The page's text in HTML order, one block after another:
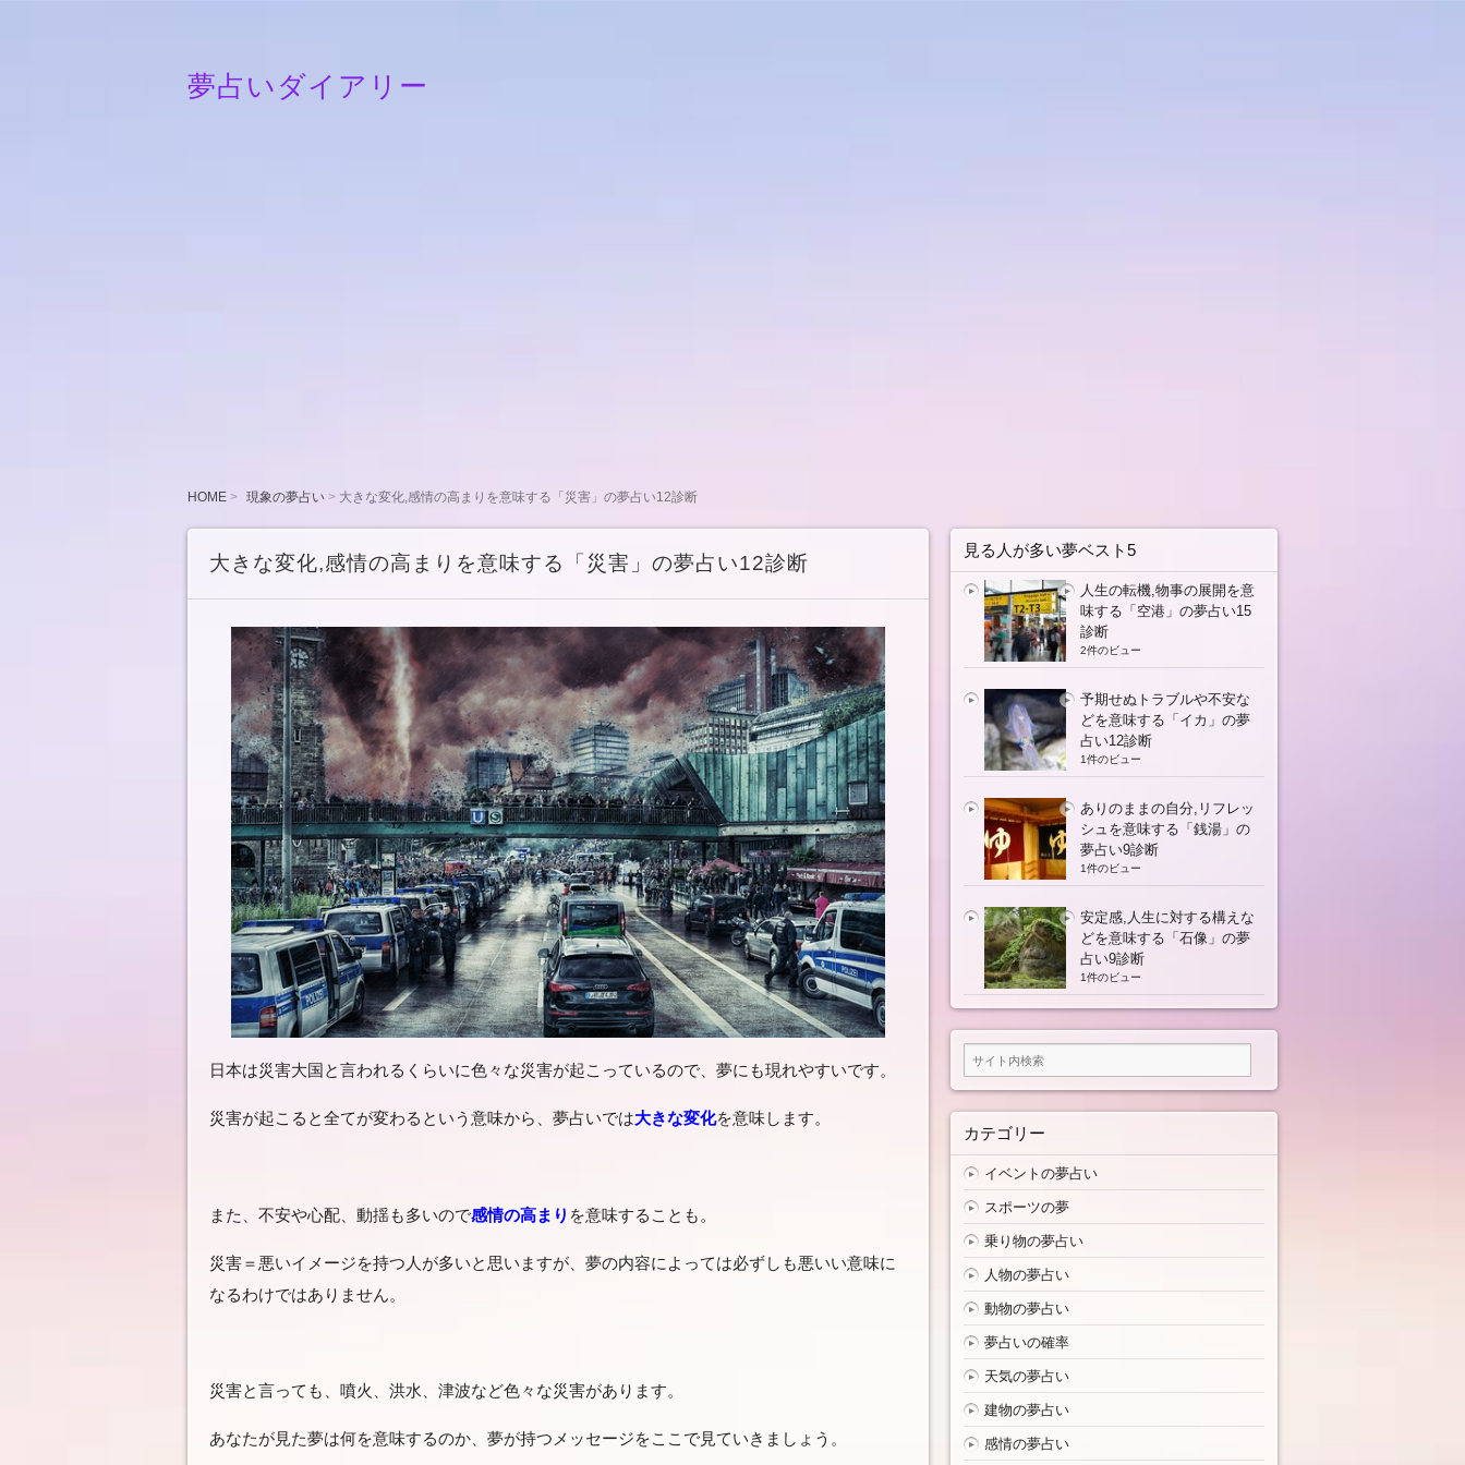
夢占いダイアリー
HOME 現象の夢占い 大きな変化,感情の高まりを意味する「災害」の夢占い12診断
大きな変化,感情の高まりを意味する「災害」の夢占い12診断
日本は災害大国と言われるくらいに色々な災害が起こっているので、夢にも現れやすいです。
災害が起こると全てが変わるという意味から、夢占いでは大きな変化を意味します。
また、不安や心配、動揺も多いので感情の高まり を意味することも。
災害＝悪いイメージを持つ人が多いと思いますが、夢の内容によっては必ずしも悪いい意味に
なるわけではありません。
災害と言っても、噴火、洪水、津波など色々な災害があります。
あなたが見た夢は何を意味するのか、夢が持つメッセージをここで見ていきましょう。
見る人が多い夢ベスト5
人生の転機,物事の展開を意
味する「空港」の夢占い15
診断
2件のビュー
予期せぬトラブルや不安な
どを意味する「イカ」の夢
占い12診断
1件のビュー
ありのままの自分,リフレッ
シュを意味する「銭湯」の
夢占い9診断
1件のビュー
安定感,人生に対する構えな
どを意味する「石像」の夢
占い9診断
1件のビュー
カテゴリー
イベントの夢占い
スポーツの夢
乗り物の夢占い
人物の夢占い
動物の夢占い
夢占いの確率
天気の夢占い
建物の夢占い
感情の夢占い